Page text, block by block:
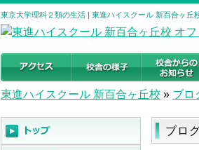
東京大学理科２類の生活 | 東進ハイスクール 新百合ヶ丘
東進ハイスクール 新百合ヶ丘校 » ブロ
ブロ